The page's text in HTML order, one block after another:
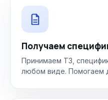
Получаем
Принимаем ТЗ,
любом виде. Помогаем